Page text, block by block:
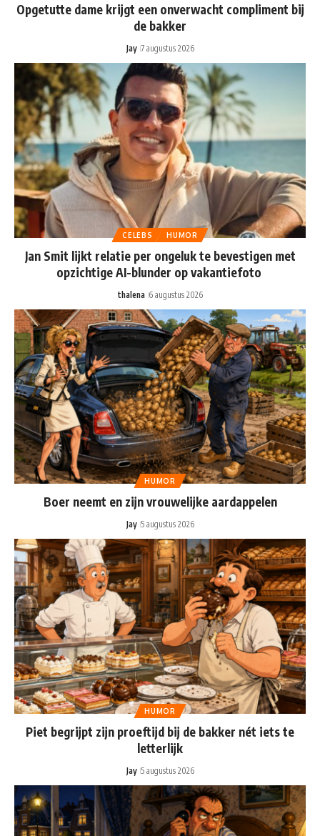
Opgetutte dame krijgt een onverwacht compliment bij
de bakker
Jay 7 augustus 2026
CELEBS HUMOR
Jan Smit lijkt relatie per ongeluk te bevestigen met
opzichtige AI-blunder op vakantiefoto
thalena 6 augustus 2026
HUMOR
Boer neemt en zijn vrouwelijke aardappelen
Jay 5 augustus 2026
HUMOR
Piet begrijpt zijn proeftijd bij de bakker nét iets te
letterlijk
Jay 5 augustus 2026